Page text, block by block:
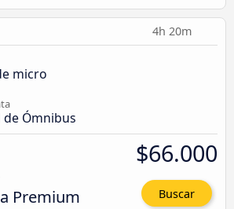
4h 20m
micro
de Ómnibus
Premium
$66.000
Buscar